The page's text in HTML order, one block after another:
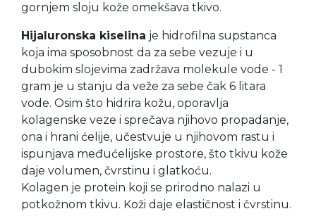
gornjem sloju kože omekšava tkivo.
Hijaluronska kiselina je hidrofilna supstanca
koja ima sposobnost da za sebe vezuje i u
dubokim slojevima zadržava molekule vode - 1
gram je u stanju da veže za sebe čak 6 litara
vode. Osim što hidrira kožu, oporavlja
kolagenske veze i sprečava njihovo propadanje,
ona i hrani ćelije, učestvuje u njihovom rastu i
ispunjava međućelijske prostore, što tkivu kože
daje volumen, čvrstinu i glatkoću.
Kolagen je protein koji se prirodno nalazi u
potkožnom tkivu. Koži daje elastičnost i čvrstinu.